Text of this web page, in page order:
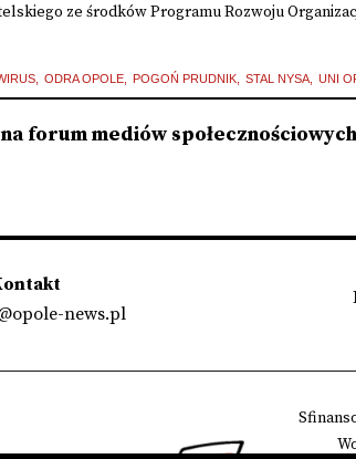
ze środków Programu Rozwoju
ODRA OPOLE POGOŃ PRUDNIK STAL NYSA UNI
forum mediów
news.pl